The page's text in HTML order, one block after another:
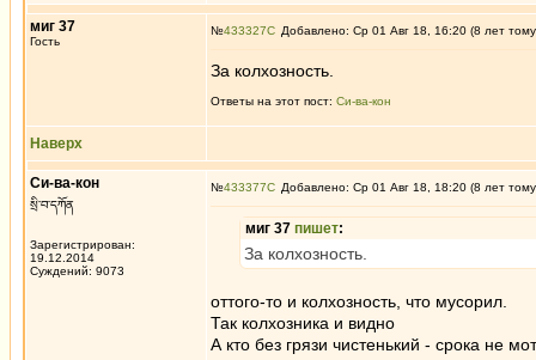
миг 37
Гость
№433327 Добавлено: Ср 01 Авг 18, 16:20 (8 лет
За колхозность.
Ответы на этот пост: Си-ва-кон
Наверх
Си-ва-кон
སྲི་བ་དཀོན
Зарегистрирован:
19.12.2014
Суждений: 9073
№433377 Добавлено: Ср 01 Авг 18, 18:20 (8 лет
миг 37 пишет:
За колхозность.
оттого-то и колхозность, что мусорил.
Так колхозника и видно
А кто без грязи чистенький - срока не